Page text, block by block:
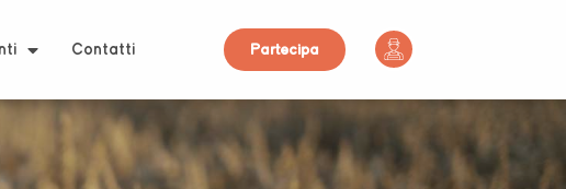
Contatti Partecipa